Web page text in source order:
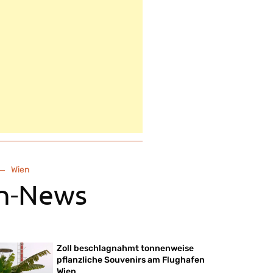
Wien
News
Zoll beschlagnahmt tonnenweise
pflanzliche Souvenirs am Flughafen